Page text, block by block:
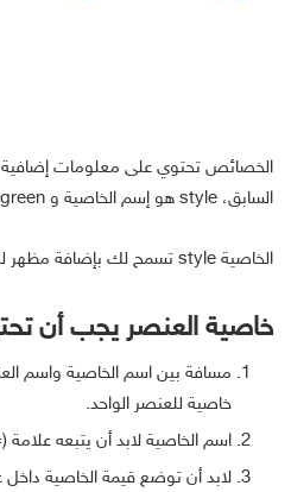
الخصائص تحتوي على معلومات إضافية
السابق، style هو إسم الخاصية و color:green هو قيمة الخاصية.
الخاصية style تسمح لك بإضافة مظهر للعنصر مثل لون النصوص، خلفيتها، حجم الخط وهكذا..
خاصية العنصر يجب أن
مسافة بين اسم الخاصية واسم
خاصية للعنصر الواحد.
اسم الخاصية لابد أن يتبعه علامة
لابد أن توضع قيمة الخاصية